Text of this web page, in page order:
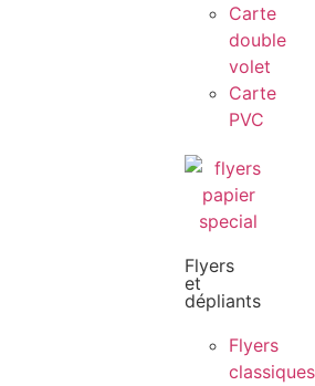
Carte
double
volet
Carte
PVC
Flyers
et
dépliants
Flyers
classiques